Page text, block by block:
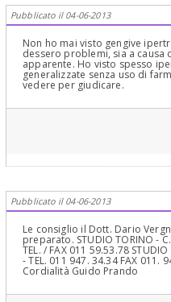
Pubblicato il 04-06-2013
Non ho mai visto gengive
dessero problemi, sia a causa
apparente. Ho visto spesso
generalizzate senza uso di
vedere per giudicare.
Pubblicato il 04-06-2013
Le consiglio il Dott. Dario
preparato. STUDIO TORINO -
TEL. / FAX 011 59.53.78
- TEL. 011 947. 34.34 FAX
Cordialità Guido Prando